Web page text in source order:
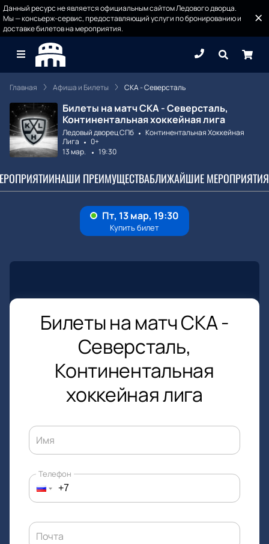
Данный ресурс не является официальным сайтом Ледового дворца.
Мы — консьерж-сервис, предоставляющий услуги по бронированию и
доставке билетов на мероприятия.
Главная Афиша и Билеты СКА - Северсталь
Билеты на матч СКА - Северсталь,
Континентальная хоккейная лига
Ледовый дворец СПб
Континентальная Хоккейная
Лига
0+
13 мар.
19:30
НАШИ ПРЕИМУЩЕСТВАБЛИЖАЙШИЕ МЕРОПРИЯТИЯ
Билеты на матч СКА -
Северсталь,
Континентальная
хоккейная лига
Имя
Телефон
Почта